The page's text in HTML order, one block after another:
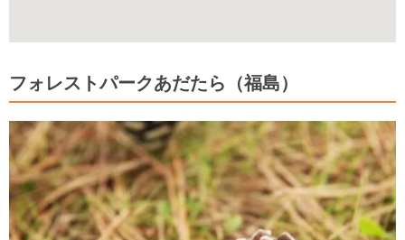
フォレストパークあだたら（福島）